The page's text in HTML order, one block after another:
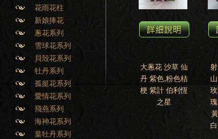
花雨花柱
新娘捧花
蔥花系列
雪球花系列
貝殼花系列
牡丹系列
孤挺花系列
愛情花系列
飛燕系列
海神花系列
葉牡丹系列
大蔥花 沙草 仙
丹 紫色,粉色桔
梗 紫計 伯利恆
之星